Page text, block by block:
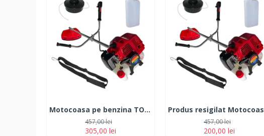
Motocoasa pe benzina TOMS 7.5 CP 12.000 rpm
305,00 lei
457,00 lei
200,00 lei
457,00 lei